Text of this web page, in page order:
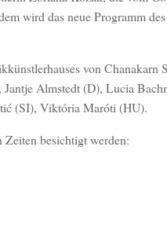
wird das neue Programm des
von
Almstedt (D), Lucia
(SI), Viktória Maróti (HU).
besichtigt werden: